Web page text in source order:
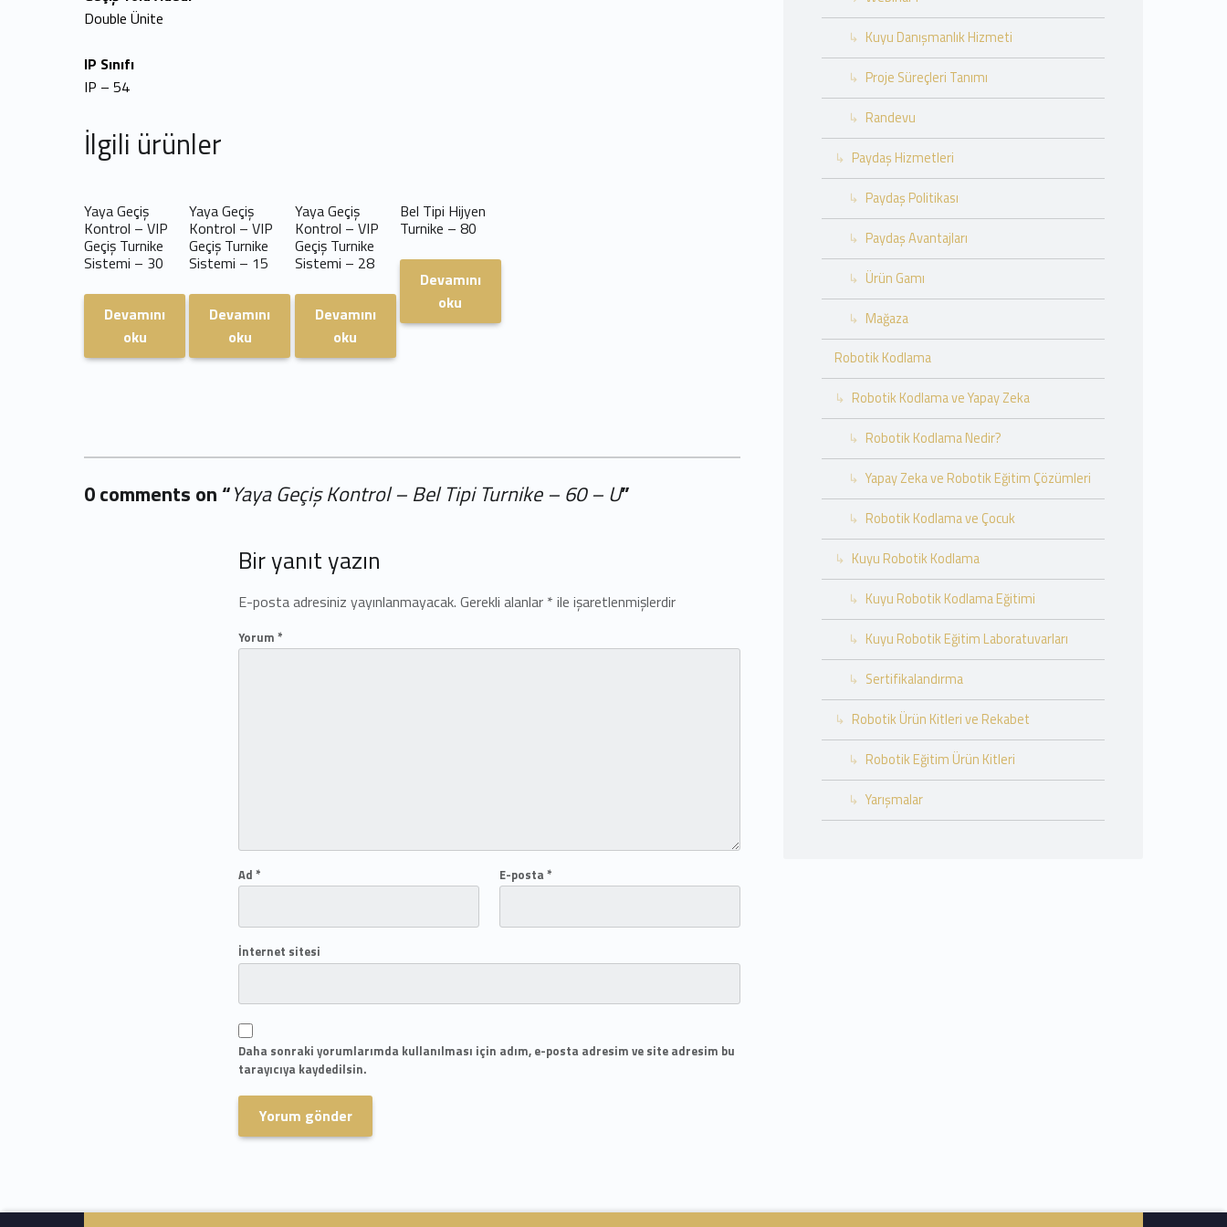
Double Ünite
IP Sınıfı
IP – 54
İlgili ürünler
Yaya Geçiş
Kontrol – VIP
Geçiş Turnike
Sistemi – 30
Devamını
oku
Yaya Geçiş
Kontrol – VIP
Geçiş Turnike
Sistemi – 15
Devamını
oku
Yaya Geçiş
Kontrol – VIP
Geçiş Turnike
Sistemi – 28
Devamını
oku
Bel Tipi Hijyen
Turnike – 80
Devamını
oku
0 comments on “Yaya Geçiş Kontrol – Bel Tipi Turnike – 60 – U”
Bir yanıt yazın
E-posta adresiniz yayınlanmayacak. Gerekli alanlar * ile işaretlenmişlerdir
Yorum*
Ad* E-posta*
İnternet sitesi
Daha sonraki yorumlarımda kullanılması için adım, e-posta adresim ve site adresim bu
tarayıcıya kaydedilsin.
Kuyu Danışmanlık Hizmeti
Proje Süreçleri Tanımı
Randevu
Paydaş Hizmetleri
Paydaş Politikası
Paydaş Avantajları
Ürün Gamı
Mağaza
Robotik Kodlama
Robotik Kodlama ve Yapay Zeka
Robotik Kodlama Nedir?
Yapay Zeka ve Robotik Eğitim Çözümleri
Robotik Kodlama ve Çocuk
Kuyu Robotik Kodlama
Kuyu Robotik Kodlama Eğitimi
Kuyu Robotik Eğitim Laboratuvarları
Sertifikalandırma
Robotik Ürün Kitleri ve Rekabet
Robotik Eğitim Ürün Kitleri
Yarışmalar
Footer info sidebar